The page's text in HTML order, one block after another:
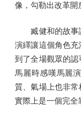
像，勾勒出改革開
臧健和的故事
演繹讓這個角色
到了全場觀眾的認
馬麗時感嘆馬麗
質、氣場上也非
實際上是一個完全